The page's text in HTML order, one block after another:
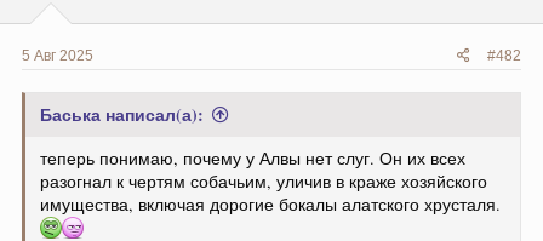
5 Авг 2025 #482
Баська написал(а):
теперь понимаю, почему у Алвы нет слуг. Он их всех
разогнал к чертям собачьим, уличив в краже хозяйского
имущества, включая дорогие бокалы алатского хрусталя.